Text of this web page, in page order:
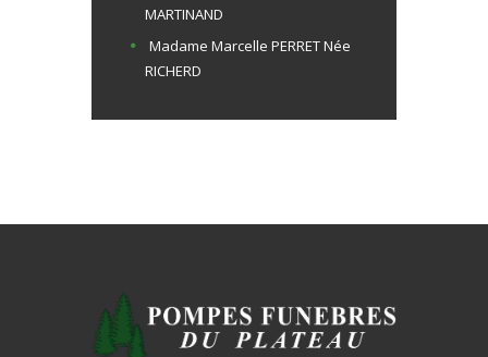
MARTINAND
Madame Marcelle PERRET Née
RICHERD